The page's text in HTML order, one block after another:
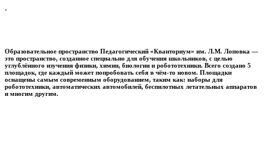
.
Образовательное пространство Педагогический «Кванториум» им. Л.М. Лоповка —
это пространство, созданное специально для обучения школьников, с целью
углублённого изучения физики, химии, биологии и робототехники. Всего создано 5
площадок, где каждый может попробовать себя в чём-то новом. Площадки
оснащены самым современным оборудованием, таким как: наборы для
робототехники, автоматических автомобилей, беспилотных летательных аппаратов
и многим другим.